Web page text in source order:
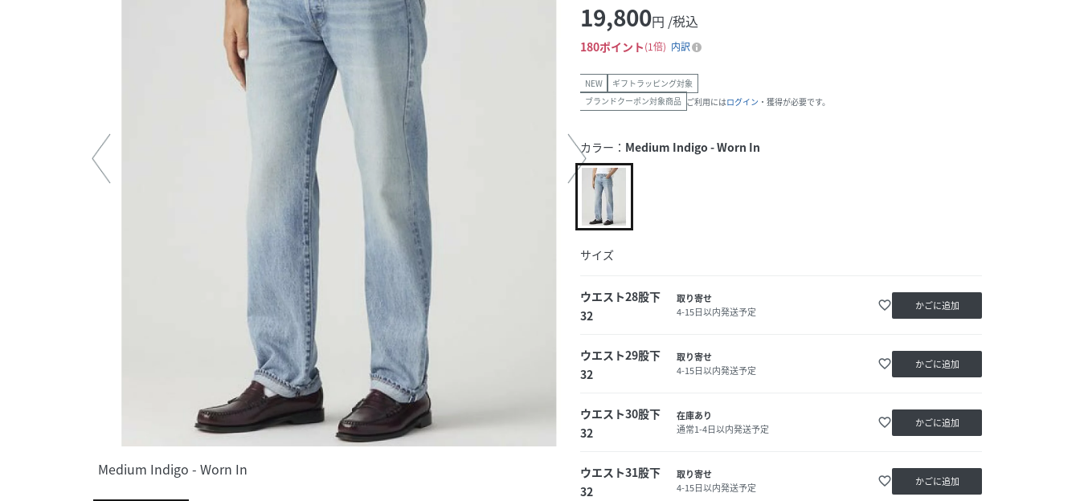
Medium Indigo - Worn In
19,800円 /税込
180ポイント 1倍 内訳
NEW
ギフトラッピング対象
ブランドクーポン対象商品 ご利用にはログイン ・獲得が必要です。
カラー： Medium Indigo - Worn In
サイズ
ウエスト28股下
32
取り寄せ
4-15日以内発送予定
favorite_border かごに追加
ウエスト29股下
32
取り寄せ
4-15日以内発送予定
favorite_border かごに追加
ウエスト30股下
32
在庫あり
通常1-4日以内発送予定
favorite_border かごに追加
ウエスト31股下
32
取り寄せ
4-15日以内発送予定
favorite_border かごに追加